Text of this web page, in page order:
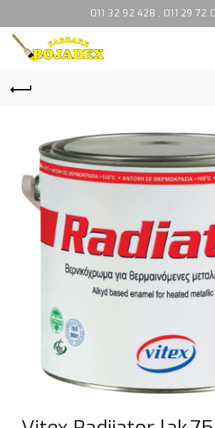
011 32 92 428 , 011 29 72